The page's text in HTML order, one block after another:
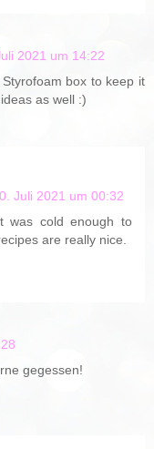
2021 um 14:22
box to keep it
as well :)
Juli 2021 um 00:32
was cold enough to
are really nice.
gegessen!